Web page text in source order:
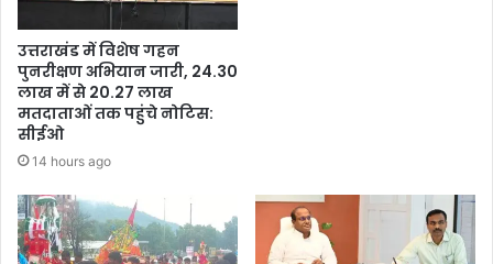
उत्तराखंड में विशेष गहन
पुनरीक्षण अभियान जारी, 24.30
लाख में से 20.27 लाख
मतदाताओं तक पहुंचे नोटिस:
सीईओ
14 hours ago